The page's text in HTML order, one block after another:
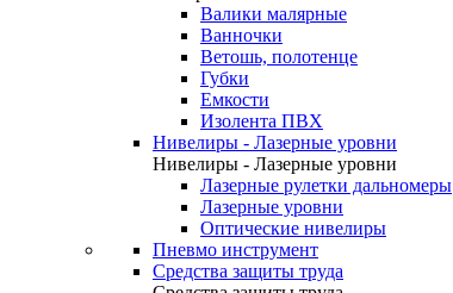
Валики малярные
Ванночки
Ветошь, полотенце
Губки
Емкости
Изолента ПВХ
Нивелиры - Лазерные уровни
Нивелиры - Лазерные уровни
Лазерные рулетки дальномеры
Лазерные уровни
Оптические нивелиры
Пневмо инструмент
Средства защиты труда